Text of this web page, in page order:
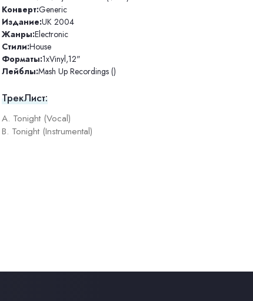
Конверт:Generic
Издание:UK 2004
Жанры:Electronic
Стили:House
Форматы:1xVinyl,12"
Лейблы:Mash Up Recordings ()
ТрекЛист:
A. Tonight (Vocal)
B. Tonight (Instrumental)